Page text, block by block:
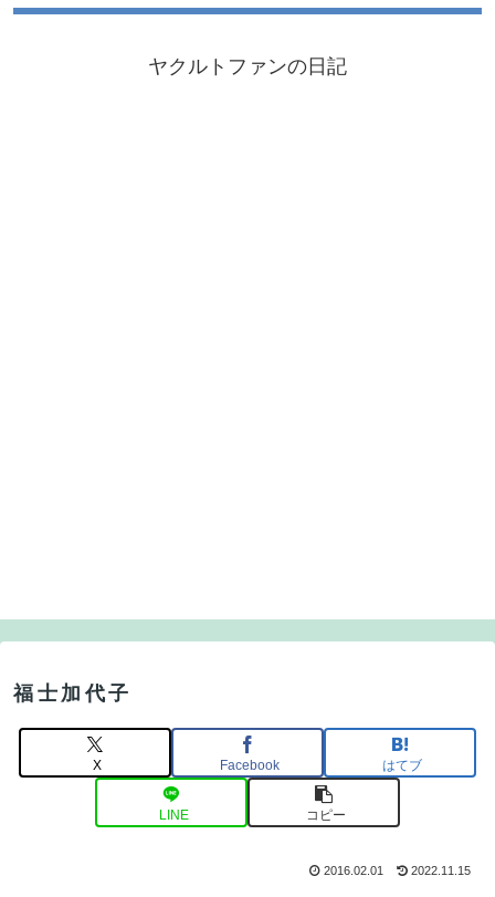
ヤクルトファンの日記
福士加代子
X Facebook はてブ
LINE コピー
2016.02.01 2022.11.15